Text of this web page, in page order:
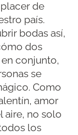
de
país.
bodas así,
dos
conjunto,
se
Como
amor
aire, no solo
los